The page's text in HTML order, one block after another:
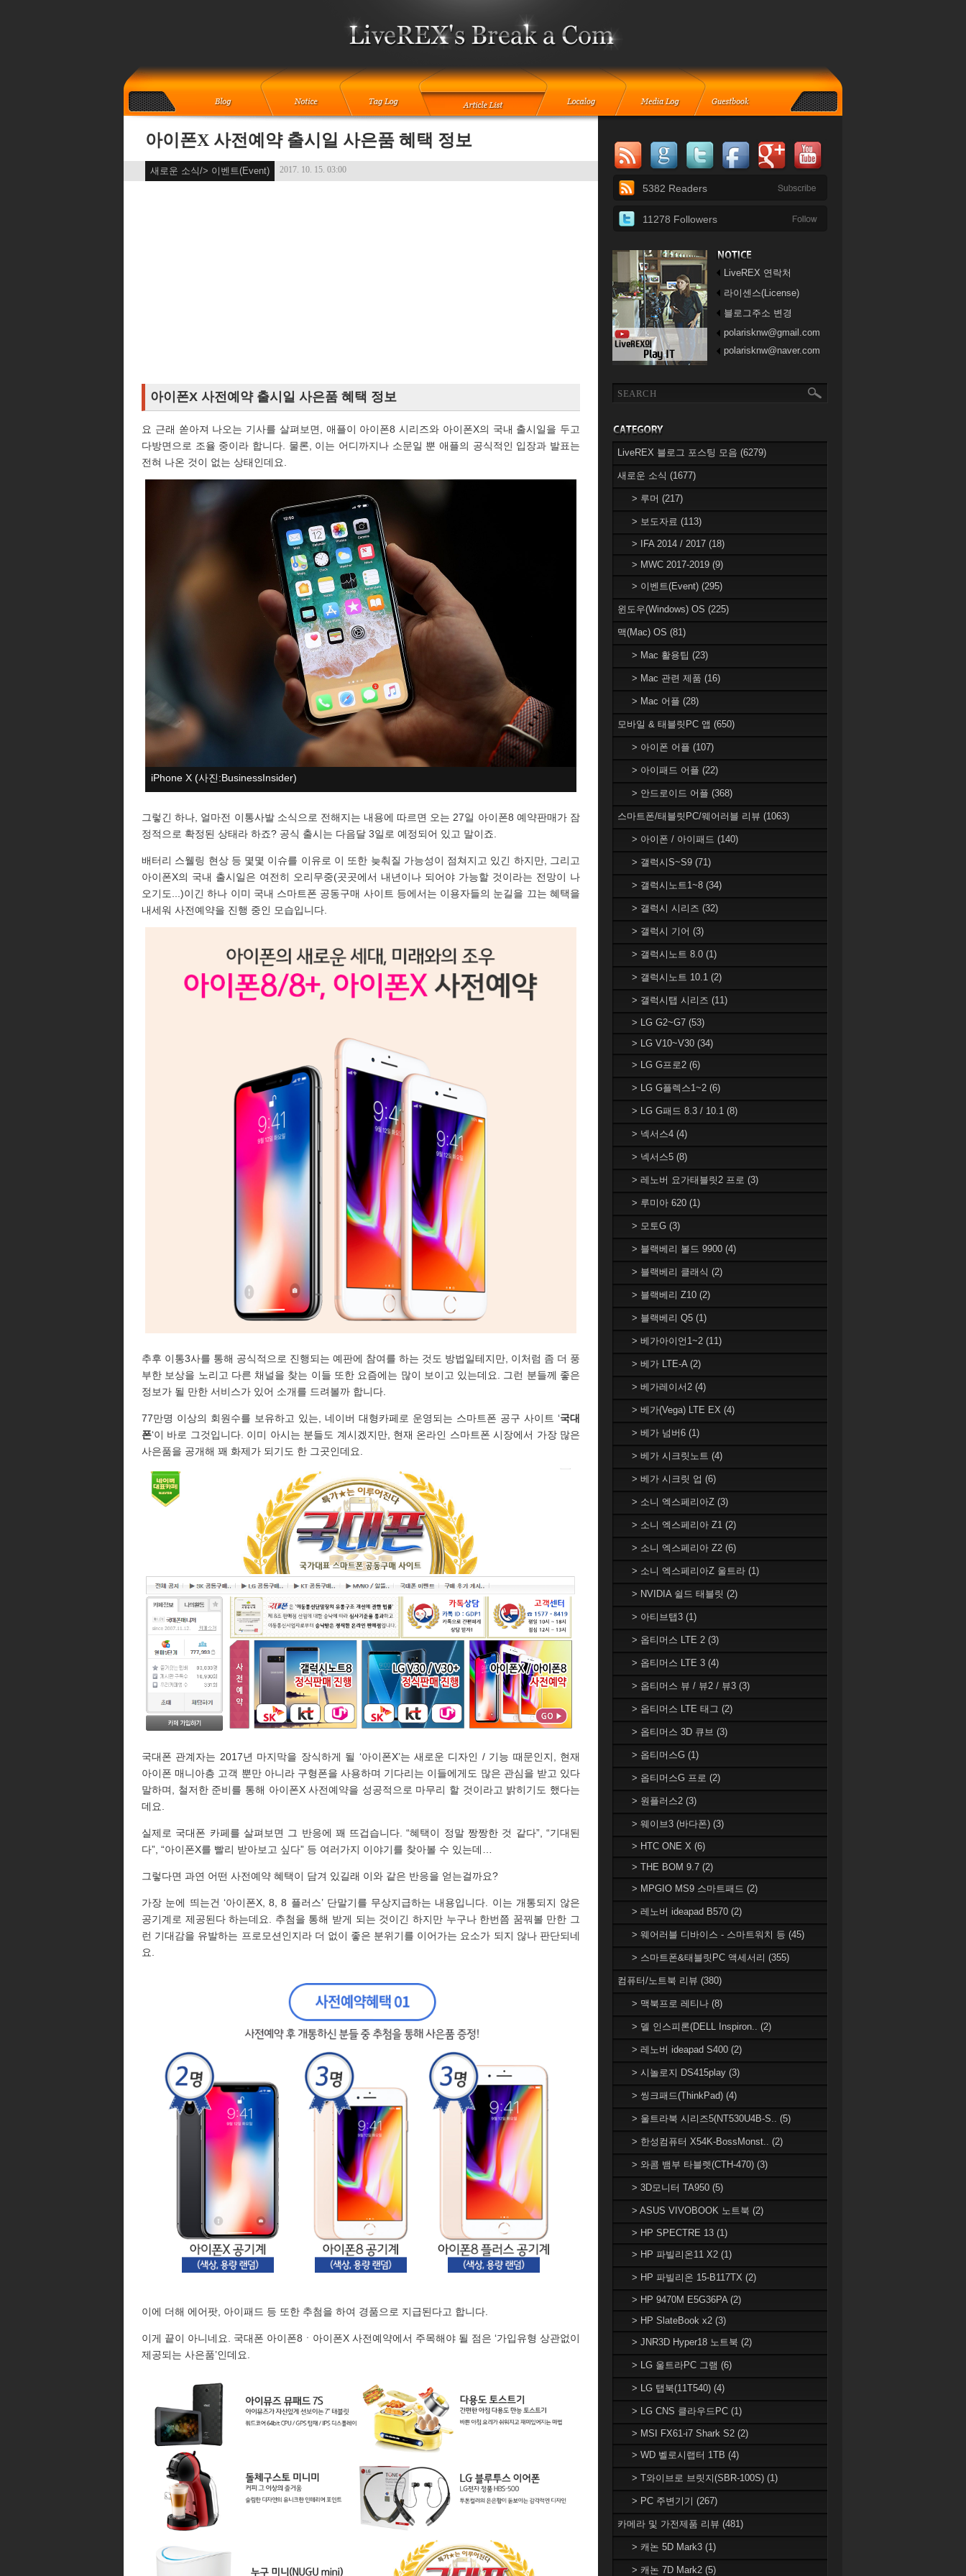
아이폰X 사전예약 출시일 사은품 혜택 정보
새로운 소식/> 이벤트(Event) 2017. 10. 15. 03:00
아이폰X 사전예약 출시일 사은품 혜택 정보
요 근래 쏟아져 나오는 기사를 살펴보면, 애플이 아이폰8 시리즈와 아이폰X의 국내 출시일을 두고
다방면으로 조율 중이라 합니다. 물론, 이는 어디까지나 소문일 뿐 애플의 공식적인 입장과 발표는
전혀 나온 것이 없는 상태인데요.
iPhone X (사진:BusinessInsider)
그렇긴 하나, 얼마전 이통사발 소식으로 전해지는 내용에 따르면 오는 27일 아이폰8 예약판매가 잠
정적으로 확정된 상태라 하죠? 공식 출시는 다음달 3일로 예정되어 있고 말이죠.
배터리 스웰링 현상 등 몇몇 이슈를 이유로 이 또한 늦춰질 가능성이 점쳐지고 있긴 하지만, 그리고
아이폰X의 국내 출시일은 여전히 오리무중(곳곳에서 내년이나 되어야 가능할 것이라는 전망이 나
오기도...)이긴 하나 이미 국내 스마트폰 공동구매 사이트 등에서는 이용자들의 눈길을 끄는 혜택을
내세워 사전예약을 진행 중인 모습입니다.
추후 이통3사를 통해 공식적으로 진행되는 예판에 참여를 하는 것도 방법일테지만, 이처럼 좀 더 풍
부한 보상을 노리고 다른 채널을 찾는 이들 또한 요즘에는 많이 보이고 있는데요. 그런 분들께 좋은
정보가 될 만한 서비스가 있어 소개를 드려볼까 합니다.
77만명 이상의 회원수를 보유하고 있는, 네이버 대형카페로 운영되는 스마트폰 공구 사이트 ‘국대
폰‘이 바로 그것입니다. 이미 아시는 분들도 계시겠지만, 현재 온라인 스마트폰 시장에서 가장 많은
사은품을 공개해 꽤 화제가 되기도 한 그곳인데요.
국대폰 관계자는 2017년 마지막을 장식하게 될 ‘아이폰X’는 새로운 디자인 / 기능 때문인지, 현재
아이폰 매니아층 고객 뿐만 아니라 구형폰을 사용하며 기다리는 이들에게도 많은 관심을 받고 있다
말하며, 철저한 준비를 통해 아이폰X 사전예약을 성공적으로 마무리 할 것이라고 밝히기도 했다는
데요.
실제로 국대폰 카페를 살펴보면 그 반응에 꽤 뜨겁습니다. “혜택이 정말 짱짱한 것 같다”, “기대된
다”, “아이폰X를 빨리 받아보고 싶다” 등 여러가지 이야기를 찾아볼 수 있는데…
그렇다면 과연 어떤 사전예약 혜택이 담겨 있길래 이와 같은 반응을 얻는걸까요?
가장 눈에 띄는건 ‘아이폰X, 8, 8 플러스’ 단말기를 무상지급하는 내용입니다. 이는 개통되지 않은
공기계로 제공된다 하는데요. 추첨을 통해 받게 되는 것이긴 하지만 누구나 한번쯤 꿈꿔볼 만한 그
런 기대감을 유발하는 프로모션인지라 더 없이 좋은 분위기를 이어가는 요소가 되지 않나 판단되네
요.
이에 더해 에어팟, 아이패드 등 또한 추첨을 하여 경품으로 지급된다고 합니다.
이게 끝이 아니네요. 국대폰 아이폰8ㆍ아이폰X 사전예약에서 주목해야 될 점은 ‘가입유형 상관없이
제공되는 사은품’인데요.
5382 Readers
11278 Followers
LiveREX 연락처
라이센스(License)
블로그주소 변경
polarisknw@gmail.com
polarisknw@naver.com
LiveREX 블로그 포스팅 모음 (6279)
새로운 소식 (1677)
> 루머 (217)
> 보도자료 (113)
> IFA 2014 / 2017 (18)
> MWC 2017-2019 (9)
> 이벤트(Event) (295)
윈도우(Windows) OS (225)
맥(Mac) OS (81)
> Mac 활용팁 (23)
> Mac 관련 제품 (16)
> Mac 어플 (28)
모바일 & 태블릿PC 앱 (650)
> 아이폰 어플 (107)
> 아이패드 어플 (22)
> 안드로이드 어플 (368)
스마트폰/태블릿PC/웨어러블 리뷰 (1063)
> 아이폰 / 아이패드 (140)
> 갤럭시S~S9 (71)
> 갤럭시노트1~8 (34)
> 갤럭시 시리즈 (32)
> 갤럭시 기어 (3)
> 갤럭시노트 8.0 (1)
> 갤럭시노트 10.1 (2)
> 갤럭시탭 시리즈 (11)
> LG G2~G7 (53)
> LG V10~V30 (34)
> LG G프로2 (6)
> LG G플렉스1~2 (6)
> LG G패드 8.3 / 10.1 (8)
> 넥서스4 (4)
> 넥서스5 (8)
> 레노버 요가태블릿2 프로 (3)
> 루미아 620 (1)
> 모토G (3)
> 블랙베리 볼드 9900 (4)
> 블랙베리 클래식 (2)
> 블랙베리 Z10 (2)
> 블랙베리 Q5 (1)
> 베가아이언1~2 (11)
> 베가 LTE-A (2)
> 베가레이서2 (4)
> 베가(Vega) LTE EX (4)
> 베가 넘버6 (1)
> 베가 시크릿노트 (4)
> 베가 시크릿 업 (6)
> 소니 엑스페리아Z (3)
> 소니 엑스페리아 Z1 (2)
> 소니 엑스페리아 Z2 (6)
> 소니 엑스페리아Z 울트라 (1)
> NVIDIA 쉴드 태블릿 (2)
> 아티브탭3 (1)
> 옵티머스 LTE 2 (3)
> 옵티머스 LTE 3 (4)
> 옵티머스 뷰 / 뷰2 / 뷰3 (3)
> 옵티머스 LTE 태그 (2)
> 옵티머스 3D 큐브 (3)
> 옵티머스G (1)
> 옵티머스G 프로 (2)
> 원플러스2 (3)
> 웨이브3 (바다폰) (3)
> HTC ONE X (6)
> THE BOM 9.7 (2)
> MPGIO MS9 스마트패드 (2)
> 레노버 ideapad B570 (2)
> 웨어러블 디바이스 - 스마트워치 등 (45)
> 스마트폰&태블릿PC 액세서리 (355)
컴퓨터/노트북 리뷰 (380)
> 맥북프로 레티나 (8)
> 델 인스피론(DELL Inspiron.. (2)
> 레노버 ideapad S400 (2)
> 시놀로지 DS415play (3)
> 씽크패드(ThinkPad) (4)
> 울트라북 시리즈5(NT530U4B-S.. (5)
> 한성컴퓨터 X54K-BossMonst.. (2)
> 와콤 뱀부 타블렛(CTH-470) (3)
> 3D모니터 TA950 (5)
> ASUS VIVOBOOK 노트북 (2)
> HP SPECTRE 13 (1)
> HP 파빌리온11 X2 (1)
> HP 파빌리온 15-B117TX (2)
> HP 9470M E5G36PA (2)
> HP SlateBook x2 (3)
> JNR3D Hyper18 노트북 (2)
> LG 울트라PC 그램 (6)
> LG 탭북(11T540) (4)
> LG CNS 클라우드PC (1)
> MSI FX61-i7 Shark S2 (2)
> WD 벨로시랩터 1TB (4)
> T와이브로 브릿지(SBR-100S) (1)
> PC 주변기기 (267)
카메라 및 가전제품 리뷰 (481)
> 캐논 5D Mark3 (1)
> 캐논 7D Mark2 (5)